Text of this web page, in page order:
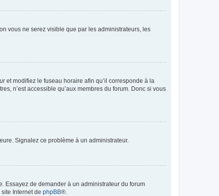
vous ne serez visible que par les administrateurs, les
et modifiez le fuseau horaire afin qu’il corresponde à la
n’est accessible qu’aux membres du forum. Donc si vous
Signalez ce problème à un administrateur.
Essayez de demander à un administrateur du forum
Internet de phpBB®.